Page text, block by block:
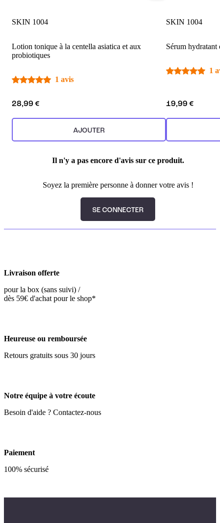
SKIN 1004
Lotion tonique à la centella asiatica et aux
probiotiques
1 avis
28,99 €
AJOUTER
SKIN 1004
Sérum hydratant
1
19,99 €
Il n'y a pas encore d'avis sur ce produit.
Soyez la première personne à donner votre avis !
SE CONNECTER
Livraison offerte
pour la box (sans suivi) /
dès 59€ d'achat pour le shop*
Heureuse ou remboursée
Retours gratuits sous 30 jours
Notre équipe à votre écoute
Besoin d'aide ? Contactez-nous
Paiement
100% sécurisé